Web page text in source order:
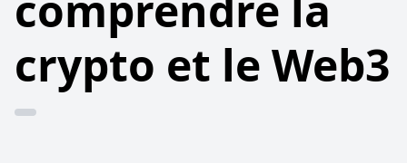
crypto et le Web3